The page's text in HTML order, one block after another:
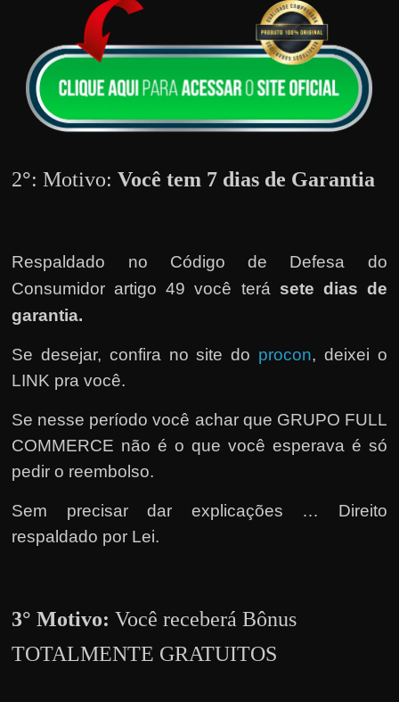
e
o
i
n
t
r
n
e
t
c
o
2°: Motivo:Você tem 7 dias de Garantia
Respaldado no Código de Defesa do
Consumidor artigo 49 você terá sete dias de
garantia.
Se desejar, confira no site do procon, deixei o
LINK pra você.
Se nesse período você achar que GRUPO FULL
COMMERCE não é o que você esperava é só
pedir o reembolso.
Sem precisar dar explicações … Direito
respaldado por Lei.
3° Motivo: Você receberá Bônus
TOTALMENTE GRATUITOS